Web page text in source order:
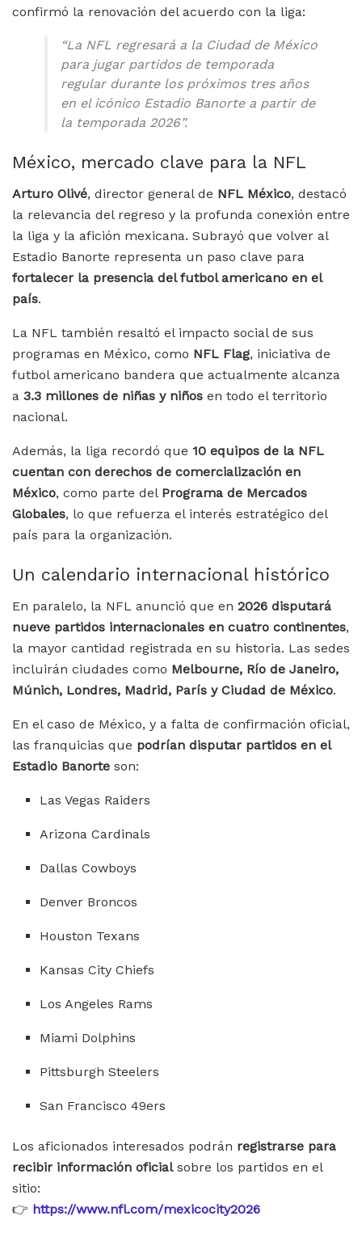
confirmó la renovación del acuerdo con la liga:
“La NFL regresará a la Ciudad de México
para jugar partidos de temporada
regular durante los próximos tres años
en el icónico Estadio Banorte a partir de
la temporada 2026”.
México, mercado clave para la NFL
Arturo Olivé, director general de NFL México, destacó
la relevancia del regreso y la profunda conexión entre
la liga y la afición mexicana. Subrayó que volver al
Estadio Banorte representa un paso clave para
fortalecer la presencia del futbol americano en el
país.
La NFL también resaltó el impacto social de sus
programas en México, como NFL Flag, iniciativa de
futbol americano bandera que actualmente alcanza
a 3.3 millones de niñas y niños en todo el territorio
nacional.
Además, la liga recordó que 10 equipos de la NFL
cuentan con derechos de comercialización en
México, como parte del Programa de Mercados
Globales, lo que refuerza el interés estratégico del
país para la organización.
Un calendario internacional histórico
En paralelo, la NFL anunció que en 2026 disputará
nueve partidos internacionales en cuatro continentes,
la mayor cantidad registrada en su historia. Las sedes
incluirán ciudades como Melbourne, Río de Janeiro,
Múnich, Londres, Madrid, París y Ciudad de México.
En el caso de México, y a falta de confirmación oficial,
las franquicias que podrían disputar partidos en el
Estadio Banorte son:
Las Vegas Raiders
Arizona Cardinals
Dallas Cowboys
Denver Broncos
Houston Texans
Kansas City Chiefs
Los Angeles Rams
Miami Dolphins
Pittsburgh Steelers
San Francisco 49ers
Los aficionados interesados podrán registrarse para
recibir información oficialsobre los partidos en el
sitio:
👉 https://www.nfl.com/mexicocity2026